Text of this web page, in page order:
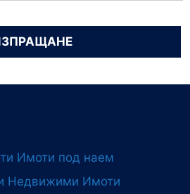
Имоти под наем
Недвижими Имоти